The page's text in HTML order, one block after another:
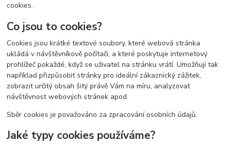
cookies.
Co jsou to cookies?
Cookies jsou krátké textové soubory, které webová stránka
ukládá v návštěvníkově počítači, a které poskytuje internetový
prohlížeč pokaždé, když se uživatel na stránku vrátí. Umožňují tak
například přizpůsobit stránky pro ideální zákaznický zážitek,
zobrazit určitý obsah šitý právě Vám na míru, analyzovat
návštěvnost webových stránek apod.
Sběr cookies je považováno za zpracování osobních údajů.
Jaké typy cookies používáme?